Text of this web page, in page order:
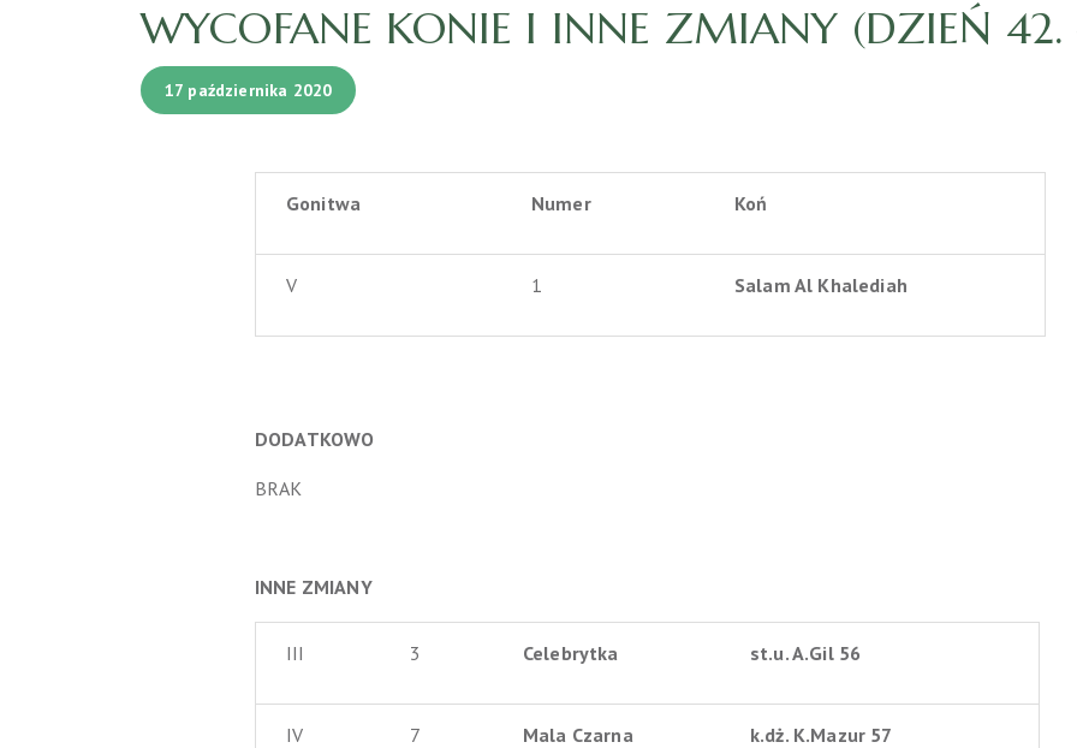
WYCOFANE KONIE I INNE ZMIANY (DZIEŃ
17 października 2020
Gonitwa Numer Koń
V 1 Salam Al Khalediah
DODATKOWO
BRAK
INNE ZMIANY
III 3 Celebrytka st.u. A.Gil 56
IV 7 Mala Czarna k.dż. K.Mazur 57